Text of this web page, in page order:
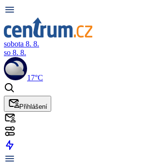
sobota 8. 8.
so 8. 8.
17°C
Přihlášení